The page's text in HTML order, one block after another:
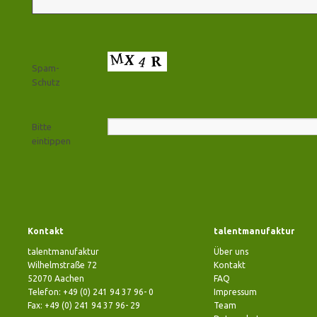
Spam-
Schutz
Bitte
eintippen
Kontakt
talentmanufaktur
Wilhelmstraße 72
52070 Aachen
Telefon: +49 (0) 241 94 37 96- 0
Fax: +49 (0) 241 94 37 96- 29
talentmanufaktur
Über uns
Kontakt
FAQ
Impressum
Team